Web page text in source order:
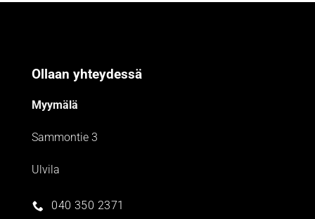
Ollaan yhteydessä
Myymälä
Sammontie 3
Ulvila
040 350 2371